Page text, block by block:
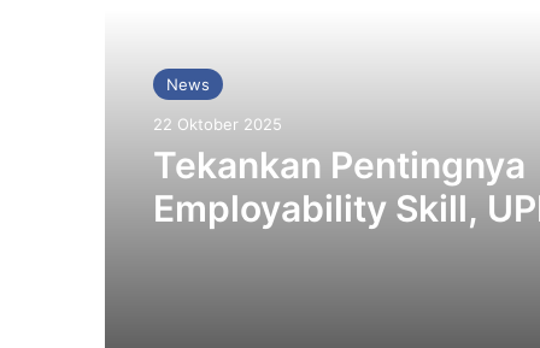
News
22 Oktober 2025
Tekankan Pentingnya
Employability Skill,